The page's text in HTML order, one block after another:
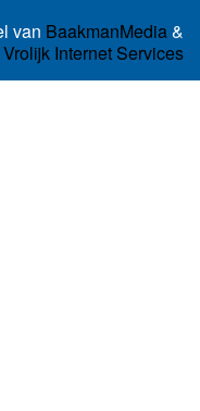
van BaakmanMedia&
Vrolijk Internet Services